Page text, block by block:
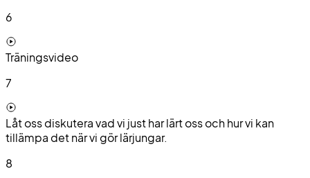
6
Träningsvideo
7
Låt oss diskutera vad vi just har lärt oss och hur vi kan
tillämpa det när vi gör lärjungar.
8